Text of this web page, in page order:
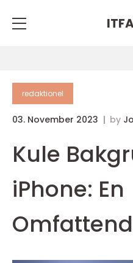
redaktionel
03. November 2023 by
Kule
iPhone: En